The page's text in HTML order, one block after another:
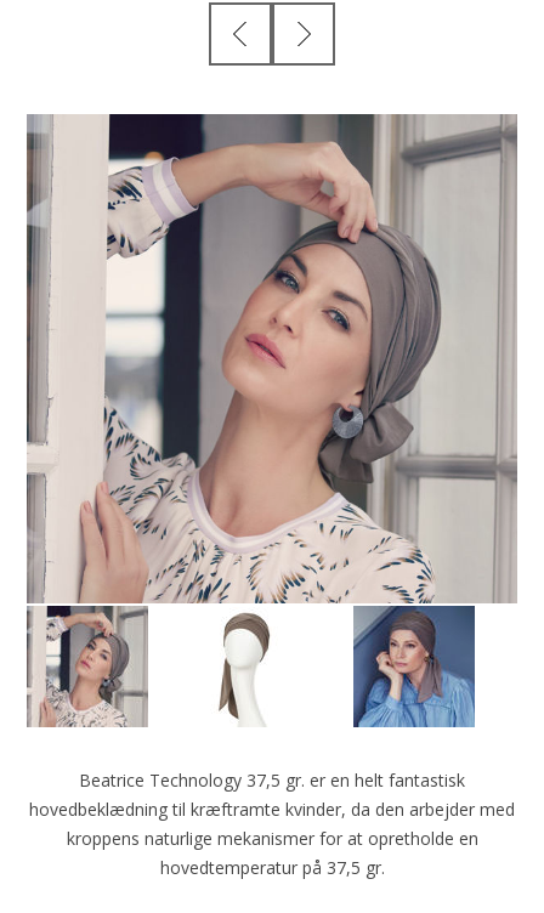
Beatrice Technology 37,5 gr. er en helt fantastisk
hovedbeklædning til kræftramte kvinder, da den arbejder med
kroppens naturlige mekanismer for at opretholde en
hovedtemperatur på 37,5 gr.